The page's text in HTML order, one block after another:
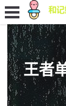
王者